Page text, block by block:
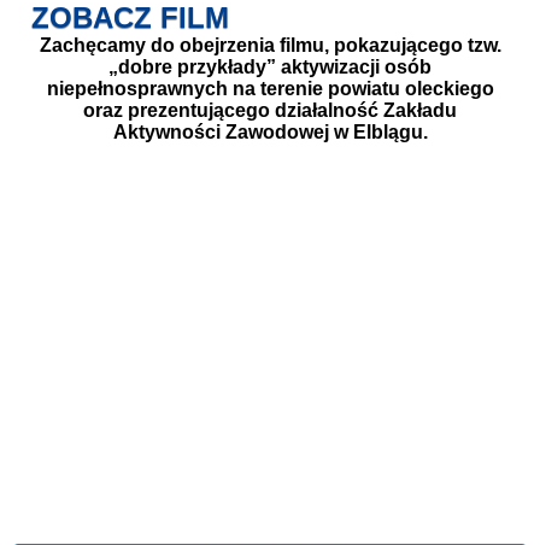
ZOBACZ FILM
Zachęcamy do obejrzenia filmu, pokazującego tzw.
„dobre przykłady” aktywizacji osób
niepełnosprawnych na terenie powiatu oleckiego
oraz prezentującego działalność Zakładu
Aktywności Zawodowej w Elblągu.